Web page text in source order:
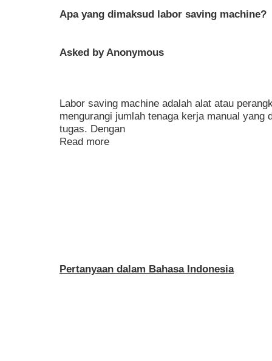
Apa yang dimaksud labor saving machine?
Asked by Anonymous
Labor saving machine adalah alat atau
mengurangi jumlah tenaga kerja manual yang
tugas. Dengan
Read more
Pertanyaan dalam Bahasa Indonesia